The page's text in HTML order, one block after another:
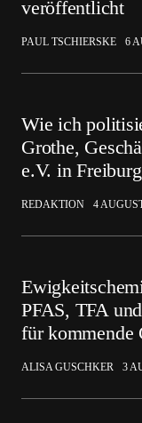
veröffentlicht
PAUL TSCHIERSKE 6
Wie ich
Grothe,
e.V. in Freiburg
REDAKTION 4
PFAS, TFA
für kommende
ALISA GUSCHKER 3